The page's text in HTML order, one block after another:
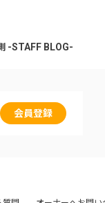
-STAFF BLOG-
会員登録